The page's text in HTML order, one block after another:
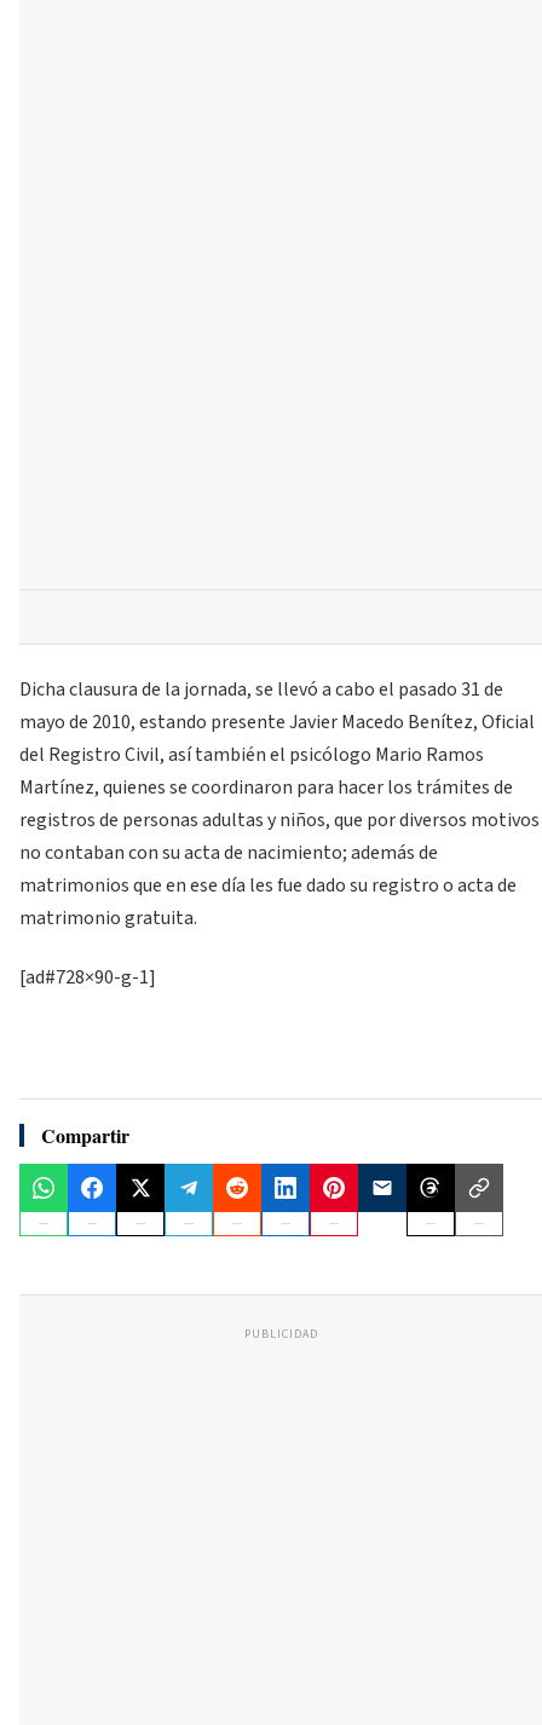
Dicha clausura de la jornada, se llevó a cabo el pasado 31 de
mayo de 2010, estando presente Javier Macedo Benítez, Oficial
del Registro Civil, así también el psicólogo Mario Ramos
Martínez, quienes se coordinaron para hacer los trámites de
registros de personas adultas y niños, que por diversos motivos
no contaban con su acta de nacimiento; además de
matrimonios que en ese día les fue dado su registro o acta de
matrimonio gratuita.
[ad#728×90-g-1]
Compartir
PUBLICIDAD